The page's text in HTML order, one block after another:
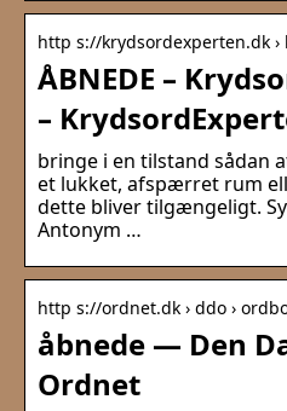
http s://krydsordexperten.dk ›
ÅBNEDE –
–
bringe i en tilstand sådan
et lukket, afspærret rum
dette bliver tilgængeligt.
Antonym …
http s://ordnet.dk › ddo ›
åbnede — Den
Ordnet